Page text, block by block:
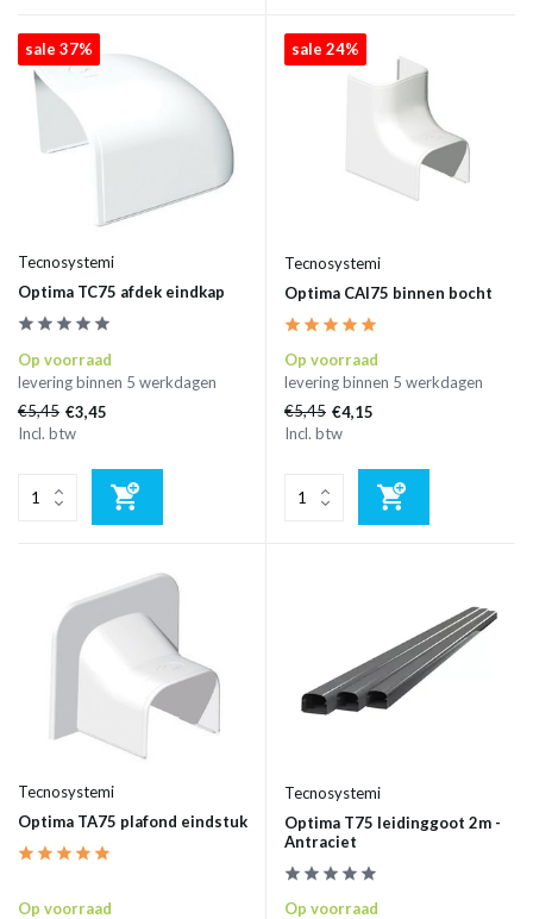
sale 37%
Tecnosystemi
Optima TC75 afdek eindkap
Op voorraad
levering binnen 5 werkdagen
€5,45 €3,45
Incl. btw
sale 24%
Tecnosystemi
Optima CAI75 binnen bocht
Op voorraad
levering binnen 5 werkdagen
€5,45 €4,15
Incl. btw
Tecnosystemi
Optima TA75 plafond eindstuk
Op voorraad
Tecnosystemi
Optima T75 leidinggoot 2m -
Antraciet
Op voorraad